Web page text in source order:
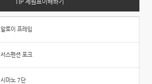
TIP 제원표이해하기
알로이 프레임
서스펜션 포크
시마노 7단